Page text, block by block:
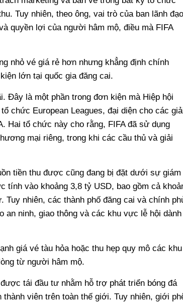
Tuy nhiên, theo ông, vai trò của ban lãnh đạo
quyền lợi của người hâm mộ, điều mà FIFA
nhỏ vé giá rẻ hơn nhưng khẳng định chính
lớn tại quốc gia đăng cai.
Đây là một phần trong đơn kiện mà Hiệp hội
chức European Leagues, đại diện cho các
Hai tổ chức này cho rằng, FIFA đã sử dụng
mại riêng, trong khi các cầu thủ và giải
tiền thu được cũng đang bị đặt dưới sự giám
vào khoảng 3,8 tỷ USD, bao gồm cả
nhiên, các thành phố đăng cai và chính
an ninh, giao thông và các khu vực lễ hội dành
giá vé tàu hỏa hoặc thu hẹp quy mô các khu
từ người hâm mộ.
tái đầu tư nhằm hỗ trợ phát triển bóng đá
viên trên toàn thế giới. Tuy nhiên, giới